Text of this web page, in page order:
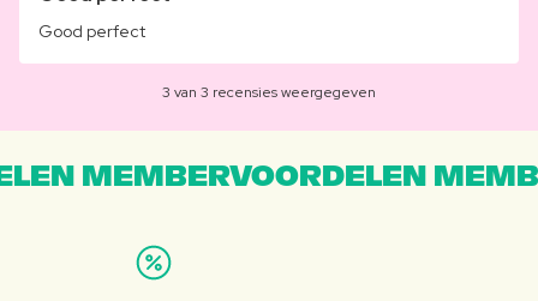
Good perfect
3 van 3 recensies weergegeven
MEMBERVOORDELEN